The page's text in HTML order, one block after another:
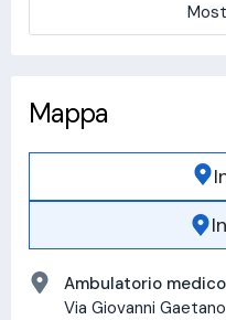
Mappa
Ambulatorio
Via Giovanni